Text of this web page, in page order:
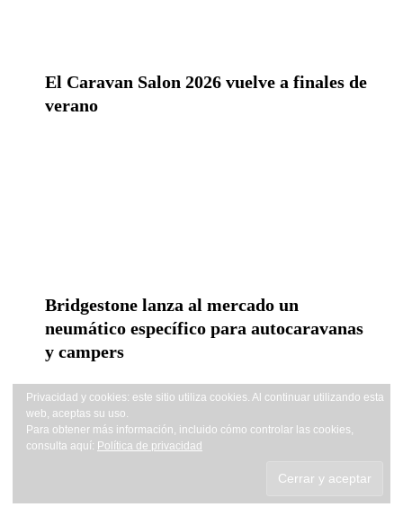
El Caravan Salon 2026 vuelve a finales
de verano
Bridgestone lanza al mercado un
neumático específico para
autocaravanas y campers
Privacidad y cookies: este sitio utiliza cookies. Al continuar utilizando
esta web, aceptas su uso.
Para obtener más información, incluido cómo controlar las cookies,
consulta aquí:Política de privacidad